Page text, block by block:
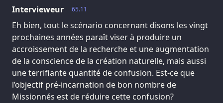
65.11
Intervieweur
Eh bien, tout le scénario concernant disons les vingt
prochaines années paraît viser à produire un
accroissement de la recherche et une augmentation
de la conscience de la création naturelle, mais aussi
une terrifiante quantité de confusion. Est-ce que
l’objectif pré-incarnation de bon nombre de
Missionnés est de réduire cette confusion?